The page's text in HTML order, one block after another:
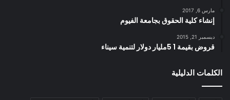
مارس 6, 2017
إنشاء كلية الحقوق بجامعة الفيوم
ديسمبر 21, 2015
قروض بقيمة 1 5مليار دولار لتنمية سيناء
الكلمات الدليلية